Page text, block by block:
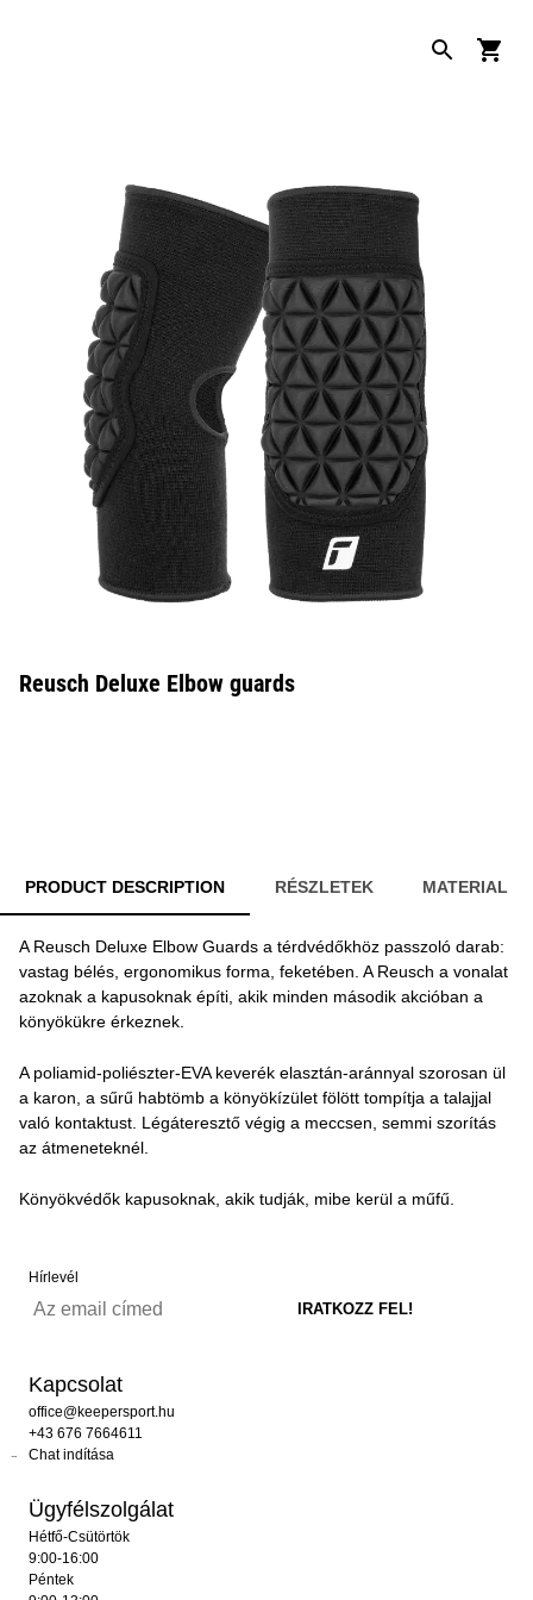
Reusch Deluxe Elbow guards
PRODUCT DESCRIPTION RÉSZLETEK MATERIAL
A Reusch Deluxe Elbow Guards a térdvédőkhöz passzoló darab:
vastag bélés, ergonomikus forma, feketében. A Reusch a vonalat
azoknak a kapusoknak építi, akik minden második akcióban a
könyökükre érkeznek.
A poliamid-poliészter-EVA keverék elasztán-aránnyal szorosan ül
a karon, a sűrű habtömb a könyökízület fölött tompítja a talajjal
való kontaktust. Légáteresztő végig a meccsen, semmi szorítás
az átmeneteknél.
Könyökvédők kapusoknak, akik tudják, mibe kerül a műfű.
Hírlevél
Kapcsolat
office@keepersport.hu
+43 676 7664611
Chat indítása
Ügyfélszolgálat
Hétfő-Csütörtök
9:00-16:00
Péntek